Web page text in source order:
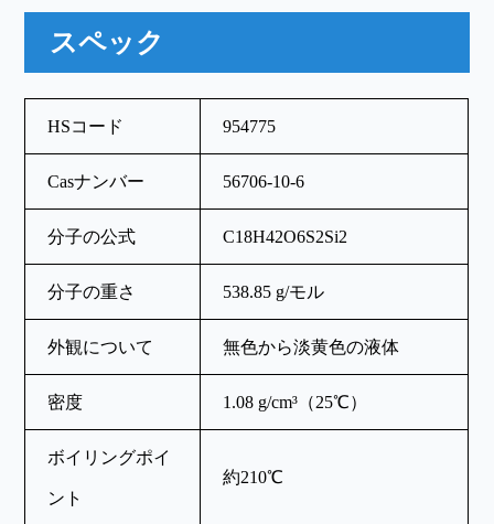
スペック
HSコード 954775
Casナンバー 56706-10-6
分子の公式 C18H42O6S2Si2
分子の重さ 538.85 g/モル
外観について 無色から淡黄色の液体
密度 1.08 g/cm³（25℃）
ボイリングポイ
ント
約210℃